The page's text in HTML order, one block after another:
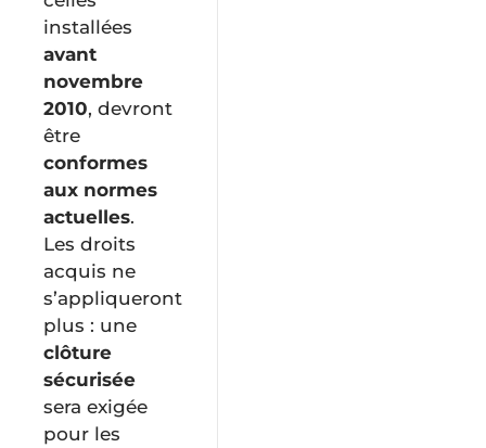
installées
avant
novembre
2010, devront
être
conformes
aux normes
actuelles.
Les droits
acquis ne
s’appliqueront
plus : une
clôture
sécurisée
sera exigée
pour les